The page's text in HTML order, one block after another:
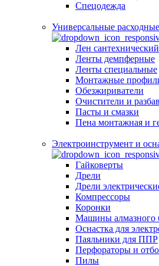
Спецодежда
Универсальные
Лен сантехнический
Ленты демпферные
Ленты специальные
Монтажные
Обезжириватели
Очистители и
Пасты и смазки
Пена монтажная и
Электроинструмент и
Гайковерты
Дрели
Дрели
Компрессоры
Коронки
Машины алмазного
Оснастка для
Паяльники для ППР
Перфораторы и
Пилы